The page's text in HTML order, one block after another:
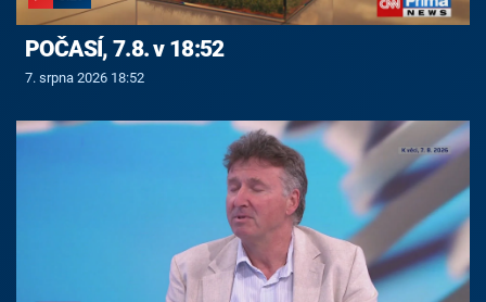
POČASÍ, 7.8. v 18:52
7. srpna 2026 18:52